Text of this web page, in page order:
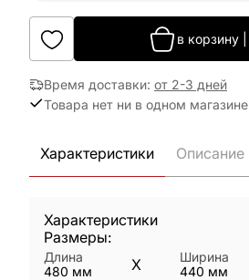
в корзину
Время доставки: от 2-3 дней
Товара нет ни в одном магазине
Характеристики Описание
Характеристики
Размеры:
Длина
480 мм X
Ширина
440 мм